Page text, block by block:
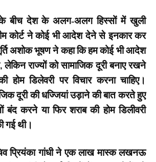
बीच देश के अलग-अलग हिस्सों में खुली
कोर्ट ने कोई भी आदेश देने से इनकार कर
अशोक भूषण ने कहा कि हम कोई भी आदेश
लेकिन राज्यों को सामाजिक दूरी बनाए रखने
होम डिलेवरी पर विचार करना चाहिए।
दूरी की धज्जियां उड़ाने की बात करते हुए
बंद करने या फिर शराब की होम डिलीवरी
गई थी।
प्रियंका गांधी ने एक लाख मास्क लखनऊ